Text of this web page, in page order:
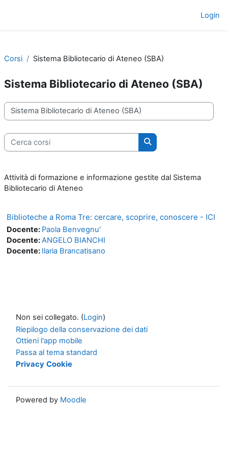
Login
Corsi Sistema Bibliotecario di Ateneo (SBA)
Sistema Bibliotecario di Ateneo (SBA)
Categorie di corso
Cerca corsi
Cerca corsi
Attività di formazione e informazione gestite dal Sistema
Bibliotecario di Ateneo
Biblioteche a Roma Tre: cercare, scoprire, conoscere - ICI
Docente: Paola Benvegnu'
Docente:ANGELO BIANCHI
Docente: Ilaria Brancatisano
Non sei collegato. (Login)
Riepilogo della conservazione dei dati
Ottieni l'app mobile
Passa al tema standard
Privacy Cookie
Powered by Moodle